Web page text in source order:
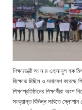
শিক্ষামন্ত্রী আ ন ম এহসানুল হক
বিক্ষোভ মিছিল ও সমাবেশ করেছে
শিক্ষাপ্রতিষ্ঠানের শিক্ষার্থীরা অংশ
সংক্রান্ত বিভিন্ন দাবিতে স্লোগান